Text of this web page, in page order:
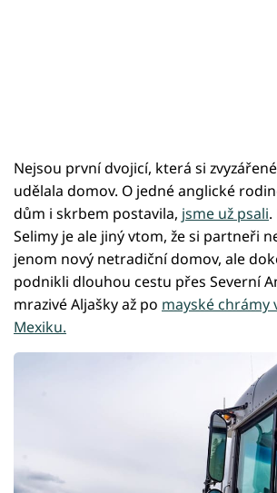
Nejsou první dvojicí, která si
udělala domov. O jedné anglické
dům i skrbem postavila, jsme už psali.
Selimy je ale jiný vtom, že si partneři
jenom nový netradiční domov, ale
podnikli dlouhou cestu přes Severní
mrazivé Aljašky až po mayské chrámy
Mexiku.